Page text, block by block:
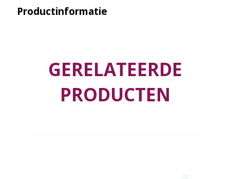
Productinformatie
GERELATEERDE
PRODUCTEN